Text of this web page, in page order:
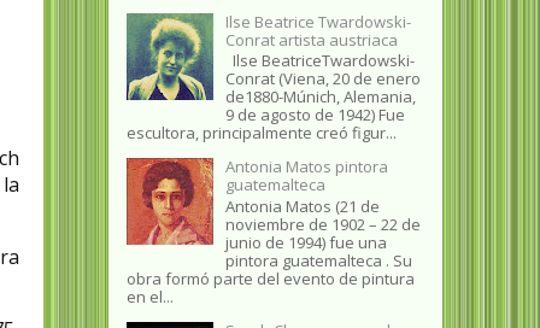
Ilse Beatrice Twardowski-
Conrat artista austriaca
Ilse BeatriceTwardowski-
Conrat (Viena, 20 de enero
de1880-Múnich, Alemania,
9 de agosto de 1942) Fue
escultora, principalmente creó figur...
Antonia Matos pintora
guatemalteca
Antonia Matos (21 de
noviembre de 1902 – 22 de
junio de 1994) fue una
pintora guatemalteca . Su
obra formó parte del evento de pintura
en el...